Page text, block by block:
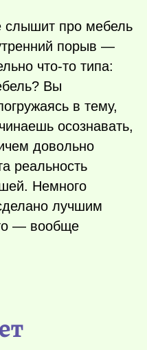
слышит про мебель
порыв —
что-то типа:
Вы
в тему,
осознавать,
довольно
реальность
Немного
лучшим
— вообще